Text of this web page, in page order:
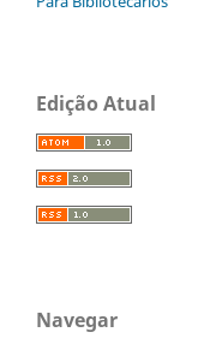
Edição Atual
Navegar